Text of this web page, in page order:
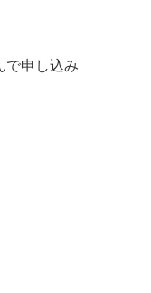
で申し込み